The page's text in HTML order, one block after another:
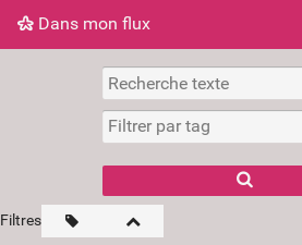
Dans mon flux
Dans mon flux Nuage de tags
Filtres